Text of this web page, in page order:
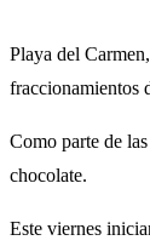
Playa del
fraccionamientos
Como parte de
chocolate.
Este viernes